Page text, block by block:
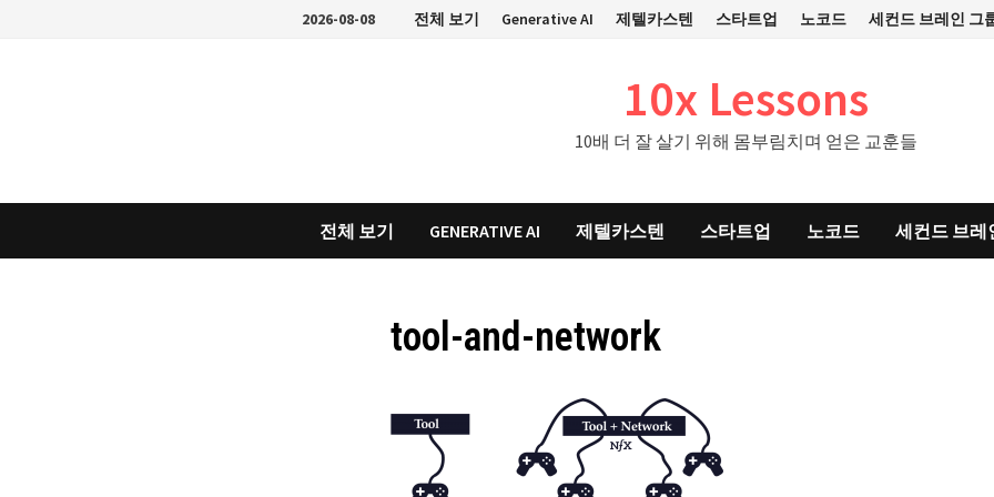
2026-08-08 전체 보기 Generative AI 제텔카스텐 스타트업 노코드 세컨드 브레인 그
10x Lessons
10배 더 잘 살기 위해 몸부림치며 얻은 교훈들
전체 보기 GENERATIVE AI 제텔카스텐 스타트업 노코드 세컨드 브레
tool-and-network